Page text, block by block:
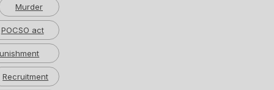
Murder
POCSO act
Recruitment